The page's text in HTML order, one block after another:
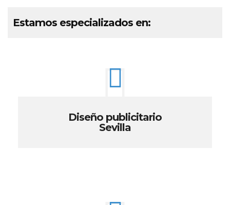
Estamos especializados en:
Diseño publicitario
Sevilla